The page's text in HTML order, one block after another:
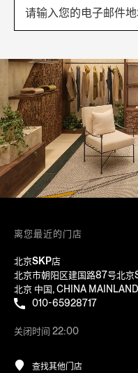
离您最近的门店
北京SKP店
北京市朝阳区建国路87号北
北京 中国, CHINA MAINLAND
010-65928717
关闭时间 22:00
查找其他门店